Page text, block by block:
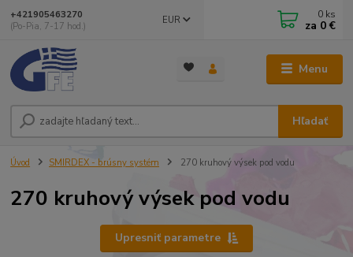
Menu
EUR
Hľadať
+421905463270
(Po-Pia, 7-17 hod.)
0 ks
za 0 €
Úvod SMIRDEX - brúsny systém 270 kruhový výsek pod vodu
270 kruhový výsek pod vodu
Upresniť parametre